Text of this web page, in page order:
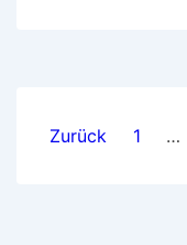
Zurück 1 …